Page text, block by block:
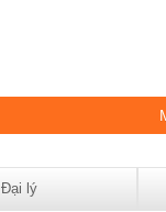
Đại lý